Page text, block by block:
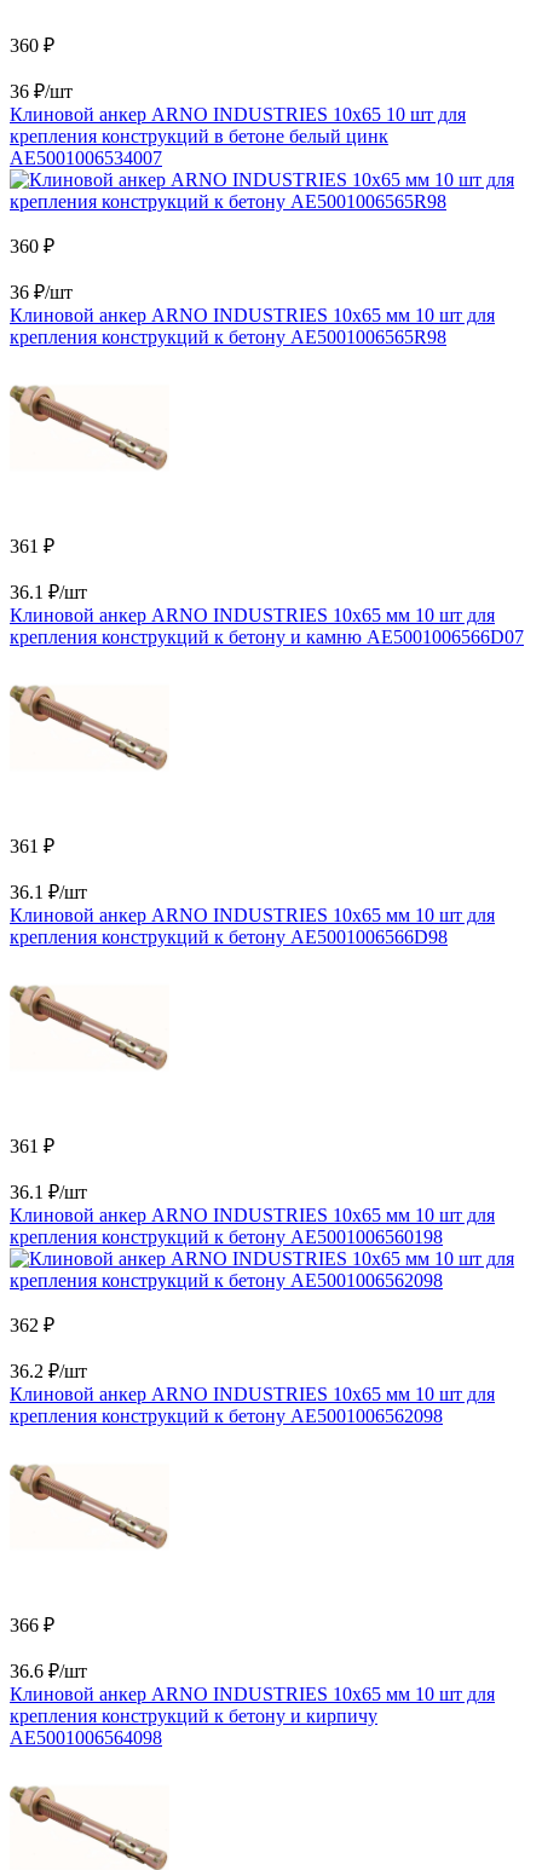
360 ₽
36 ₽/шт
Клиновой анкер ARNO INDUSTRIES 10х65 10 шт для
крепления конструкций в бетоне белый цинк
AE5001006534007
360 ₽
36 ₽/шт
Клиновой анкер ARNO INDUSTRIES 10х65 мм 10 шт для
крепления конструкций к бетону AE5001006565R98
361 ₽
36.1 ₽/шт
Клиновой анкер ARNO INDUSTRIES 10х65 мм 10 шт для
крепления конструкций к бетону и камню AE5001006566D07
361 ₽
36.1 ₽/шт
Клиновой анкер ARNO INDUSTRIES 10х65 мм 10 шт для
крепления конструкций к бетону AE5001006566D98
361 ₽
36.1 ₽/шт
Клиновой анкер ARNO INDUSTRIES 10х65 мм 10 шт для
крепления конструкций к бетону AE5001006560198
362 ₽
36.2 ₽/шт
Клиновой анкер ARNO INDUSTRIES 10х65 мм 10 шт для
крепления конструкций к бетону AE5001006562098
366 ₽
36.6 ₽/шт
Клиновой анкер ARNO INDUSTRIES 10х65 мм 10 шт для
крепления конструкций к бетону и кирпичу
AE5001006564098